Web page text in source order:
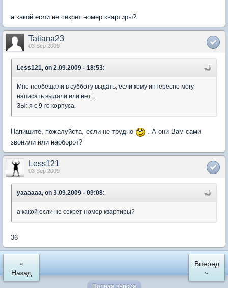
а какой если не секрет номер квартиры?
Tatiana23
03 Sep 2009
Less121, on 2.09.2009 - 18:53:
Мне пообещали в субботу выдать, если кому интересно могу
написать выдали или нет...
ЗЫ: я с 9-го корпуса.
Напишите, пожалуйста, если не трудно
. А они Вам сами
звонили или наоборот?
Less121
03 Sep 2009
yaaaaaa, on 3.09.2009 - 09:08:
а какой если не секрет номер квартиры?
36
«
Назад
Вперед
»
Полная версия